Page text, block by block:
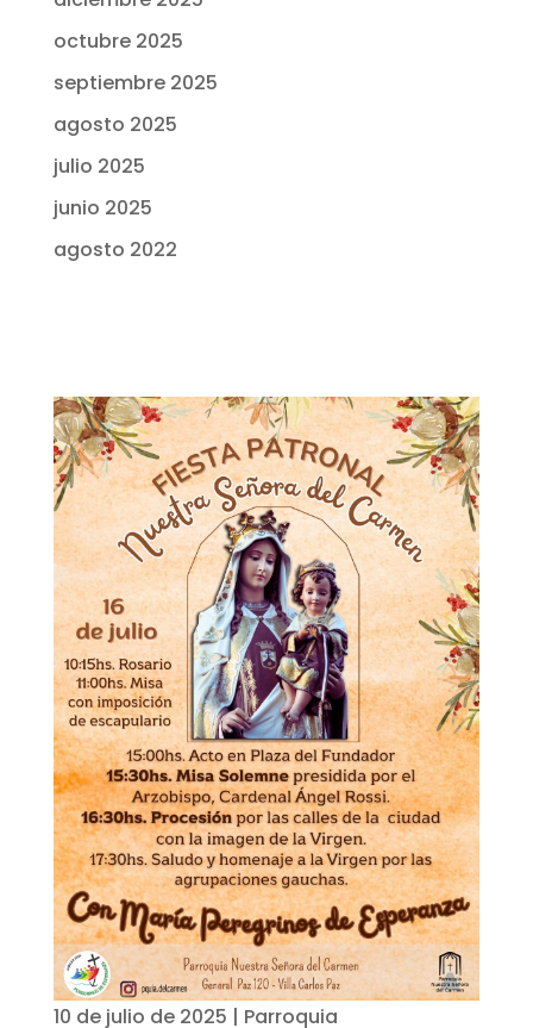
octubre 2025
septiembre 2025
agosto 2025
julio 2025
junio 2025
agosto 2022
10 de julio de 2025 | Parroquia